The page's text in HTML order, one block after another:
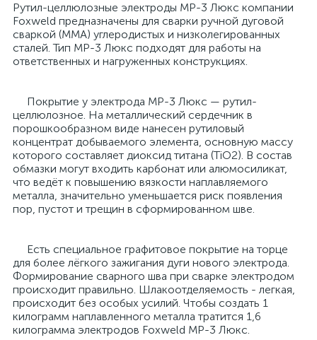
Рутил-целлюлозные электроды МР-3 Люкс компании
Foxweld предназначены для сварки ручной дуговой
сваркой (ММА) углеродистых и низколегированных
сталей. Тип МР-3 Люкс подходят для работы на
ответственных и нагруженных конструкциях.
Покрытие у электрода МР-3 Люкс — рутил-
целлюлозное. На металлический сердечник в
порошкообразном виде нанесен рутиловый
концентрат добываемого элемента, основную массу
которого составляет диоксид титана (TiO2). В состав
обмазки могут входить карбонат или алюмосиликат,
что ведёт к повышению вязкости наплавляемого
металла, значительно уменьшается риск появления
пор, пустот и трещин в сформированном шве.
Есть специальное графитовое покрытие на торце
для более лёгкого зажигания дуги нового электрода.
Формирование сварного шва при сварке электродом
происходит правильно. Шлакоотделяемость - легкая,
происходит без особых усилий. Чтобы создать 1
килограмм наплавленного металла тратится 1,6
килограмма электродов Foxweld МР-3 Люкс.